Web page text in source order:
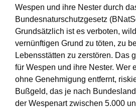
Wespen und ihre Nester durch
Bundesnaturschutzgesetz
Grundsätzlich ist es verboten,
vernünftigen Grund zu töten, zu
Lebensstätten zu zerstören. Das
für Wespen und ihre Nester. Wer
ohne Genehmigung entfernt,
Bußgeld, das je nach
der Wespenart zwischen 5.000